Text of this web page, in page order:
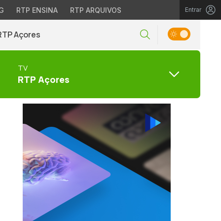
RTP ENSINA RTP ARQUIVOS Entrar
Açores
TV
RTP Açores